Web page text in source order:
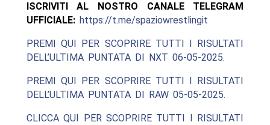
ISCRIVITI AL NOSTRO CANALE TELEGRAM
UFFICIALE: https://t.me/spaziowrestlingit
PREMI QUI PER SCOPRIRE TUTTI I RISULTATI
DELL’ULTIMA PUNTATA DI NXT 06-05-2025.
PREMI QUI PER SCOPRIRE TUTTI I RISULTATI
DELL’ULTIMA PUNTATA DI RAW 05-05-2025.
CLICCA QUI PER SCOPRIRE TUTTI I RISULTATI